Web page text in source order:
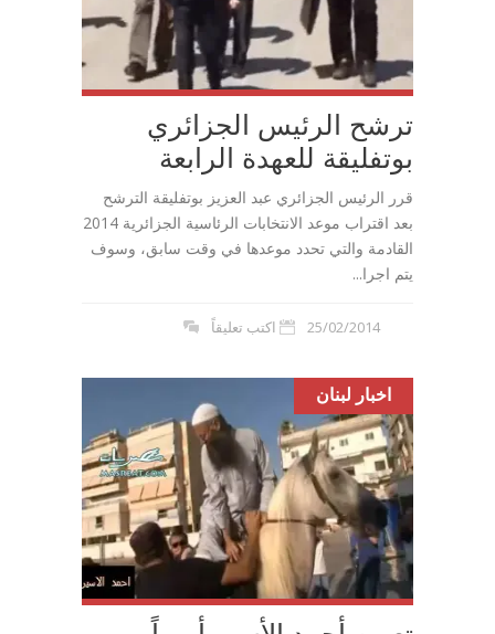
ترشح الرئيس الجزائري
بوتفليقة للعهدة الرابعة
قرر الرئيس الجزائري عبد العزيز بوتفليقة الترشح
بعد اقتراب موعد الانتخابات الرئاسية الجزائرية 2014
القادمة والتي تحدد موعدها في وقت سابق، وسوف
يتم اجرا...
25/02/2014 اكتب تعليقاً
اخبار لبنان